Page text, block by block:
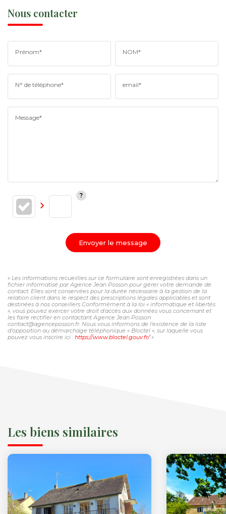
Nous contacter
Prénom* NOM*
N° de téléphone* email*
Message*
Envoyer le message
« Les informations recueillies sur ce formulaire sont enregistrées dans un
fichier informatisé par Agence Jean Posson pour gérer votre demande de
contact. Elles sont conservées pour la durée nécessaire à la gestion de la
relation client dans le respect des prescriptions légales applicables et sont
destinées à nos conseillers Conformément à la loi « informatique et libertés
», vous pouvez exercer votre droit d'accès aux données vous concernant et
les faire rectifier en contactant Agence Jean Posson
contact@agenceposson.fr. Nous vous informons de l'existence de la liste
d'opposition au démarchage téléphonique « Bloctel », sur laquelle vous
pouvez vous inscrire ici : https://www.bloctel.gouv.fr/»
Les biens similaires